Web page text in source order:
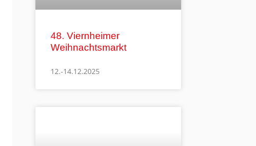
48. Viernheimer
Weihnachtsmarkt
12.-14.12.2025